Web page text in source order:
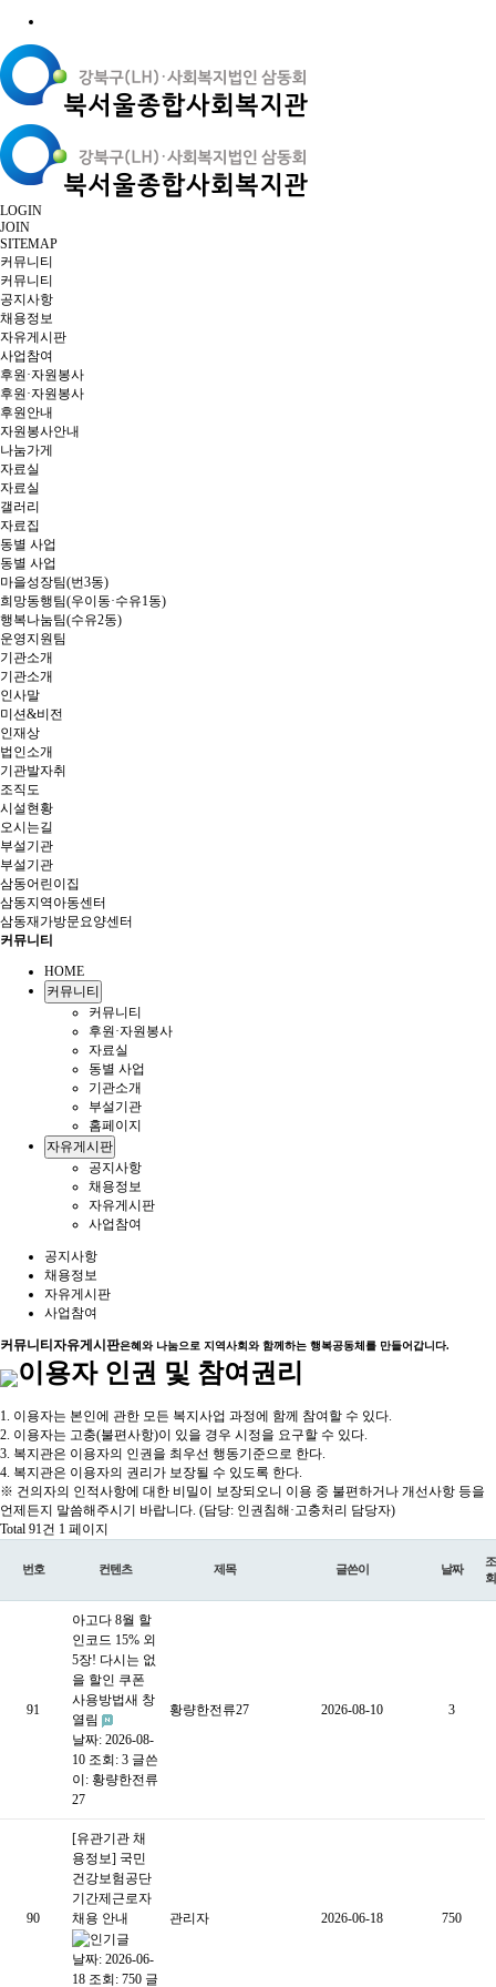
LOGIN
JOIN
SITEMAP
커뮤니티
커뮤니티
공지사항
채용정보
자유게시판
사업참여
후원·자원봉사
후원·자원봉사
후원안내
자원봉사안내
나눔가게
자료실
자료실
갤러리
자료집
동별 사업
동별 사업
마을성장팀(번3동)
희망동행팀(우이동·수유1동)
행복나눔팀(수유2동)
운영지원팀
기관소개
기관소개
인사말
미션&비전
인재상
법인소개
기관발자취
조직도
시설현황
오시는길
부설기관
부설기관
삼동어린이집
삼동지역아동센터
삼동재가방문요양센터
커뮤니티
HOME
커뮤니티
커뮤니티
후원·자원봉사
자료실
동별 사업
기관소개
부설기관
홈페이지
자유게시판
공지사항
채용정보
자유게시판
사업참여
공지사항
채용정보
자유게시판
사업참여
커뮤니티 자유게시판은혜와 나눔으로 지역사회와 함께하는 행복공동체를 만들어갑니다.
이용자 인권 및 참여권리
1. 이용자는 본인에 관한 모든 복지사업 과정에 함께 참여할 수 있다.
2. 이용자는 고충(불편사항)이 있을 경우 시정을 요구할 수 있다.
3. 복지관은 이용자의 인권을 최우선 행동기준으로 한다.
4. 복지관은 이용자의 권리가 보장될 수 있도록 한다.
※ 건의자의 인적사항에 대한 비밀이 보장되오니 이용 중 불편하거나 개선사항 등을
언제든지 말씀해주시기 바랍니다. (담당: 인권침해·고충처리 담당자)
Total 91건 1 페이지
번호 컨텐츠 제목 글쓴이 날짜
조
회
91
아고다 8월 할
인코드 15% 외
5장! 다시는 없
을 할인 쿠폰
사용방법새 창
열림
날짜: 2026-08-
10 조회: 3 글쓴
이: 황량한전류
27
황량한전류27 2026-08-10 3
90
[유관기관 채
용정보] 국민
건강보험공단
기간제근로자
채용 안내
날짜: 2026-06-
18 조회: 750 글
관리자 2026-06-18 750